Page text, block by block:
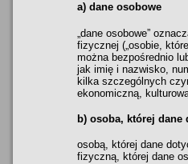
a) dane osobowe
„dane osobowe”
fizycznej („osobie,
można bezpośrednio
jak imię i nazwisko,
kilka szczególnych
ekonomiczną,
b) osoba, której dane
osobą, której dane
fizyczną, której dane